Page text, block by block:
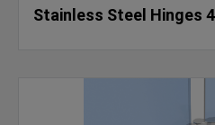
Stainless Steel Hinges